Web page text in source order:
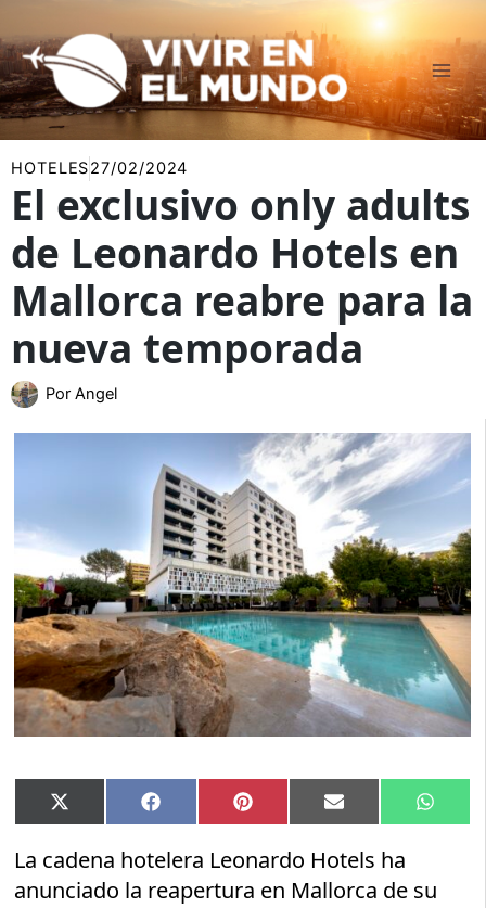
al
contenido
HOTELES27/02/2024
El exclusivo only adults
de Leonardo Hotels en
Mallorca reabre para la
nueva temporada
Por Angel
Compartir
en
X
(Twitter)
Compartir
en
Facebook Compartir
en
Pinterest Compartir
en
Email
en
La cadena hotelera Leonardo Hotels ha
anunciado la reapertura en Mallorca de su